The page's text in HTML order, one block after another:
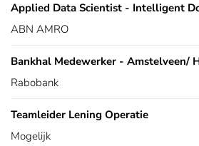
Applied Data Scientist - Intelligent
ABN AMRO
Bankhal Medewerker - Amstelveen/
Rabobank
Teamleider Lening Operatie
Mogelijk